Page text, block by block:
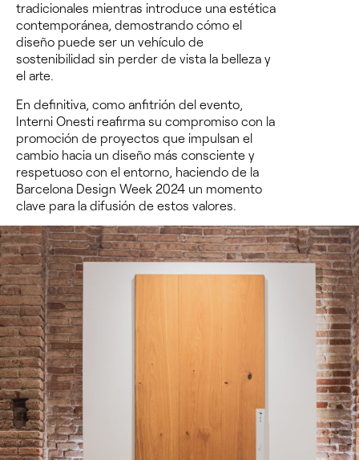
tradicionales mientras introduce una estética
contemporánea, demostrando cómo el
diseño puede ser un vehículo de
sostenibilidad sin perder de vista la belleza y
el arte.
En definitiva, como anfitrión del evento,
Interni Onesti reafirma su compromiso con la
promoción de proyectos que impulsan el
cambio hacia un diseño más consciente y
respetuoso con el entorno, haciendo de la
Barcelona Design Week 2024 un momento
clave para la difusión de estos valores.